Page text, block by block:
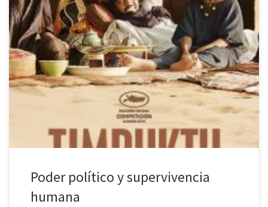
El próximo 6 de Febrero llega a España, Timbuktu, una película
del director mauritano Abderrahmane Sissako, en la cual se narra
la historia de una familia corriente que vive conforme a sus
creencias culturales hasta que sucede algo que cambiará sus
convicciones radicalmente. Nos encontramos en los alrededores
de Tombuctú, […]
Poder político y supervivencia
humana